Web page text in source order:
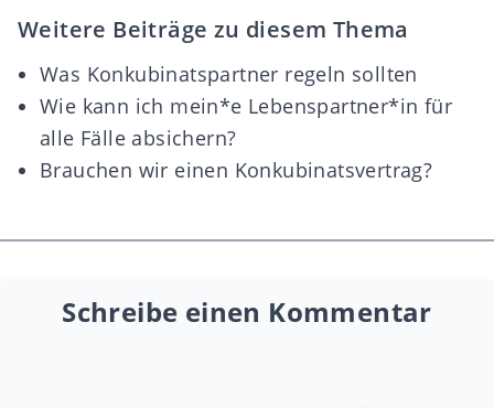
Weitere Beiträge zu diesem Thema
Was Konkubinatspartner regeln sollten
Wie kann ich mein*e Lebenspartner*in für
alle Fälle absichern?
Brauchen wir einen Konkubinatsvertrag?
Schreibe einen Kommentar